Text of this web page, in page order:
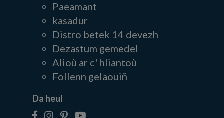
Paeamant
kasadur
Distro betek 14 devezh
Dezastum gemedel
Alioù ar c' hliantoù
Follenn gelaouiñ
Da heul